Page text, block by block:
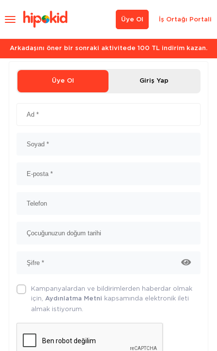
İş Ortağı Portali
Üye Ol
Arkadaşını öner bir sonraki aktivitede 100 TL indirim kazan.
Üye Ol Giriş Yap
Kampanyalardan ve bildirimlerden haberdar olmak
için, Aydınlatma Metni kapsamında elektronik ileti
almak istiyorum.